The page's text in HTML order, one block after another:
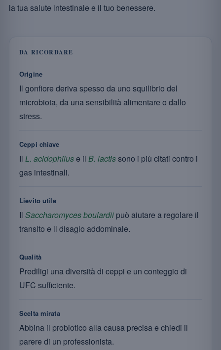
la tua salute intestinale e il tuo benessere.
DA RICORDARE
Origine
Il gonfiore deriva spesso da uno squilibrio del
microbiota, da una sensibilità alimentare o dallo
stress.
Ceppi chiave
Il L. acidophiluse il B. lactissono i più citati contro i
gas intestinali.
Lievito utile
Il Saccharomyces boulardii può aiutare a regolare il
transito e il disagio addominale.
Qualità
Prediligi una diversità di ceppi e un conteggio di
UFC sufficiente.
Scelta mirata
Abbina il probiotico alla causa precisa e chiedi il
parere di un professionista.